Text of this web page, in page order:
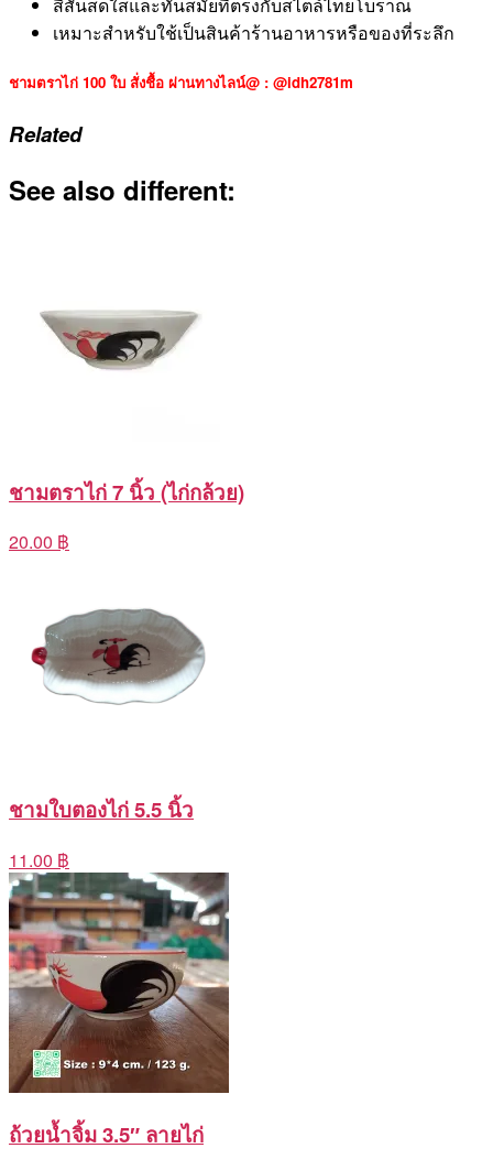
เหมาะสำหรับใช้เป็นสินค้าร้านอาหารหรือของที่ระลึก
ชามตราไก่ 100 ใบ สั่งชื้อ ผ่านทางไลน์@ : @idh2781m
Related
See also different:
ชามตราไก่ 7 นิ้ว (ไก่กล้วย)
20.00 ฿
ชามใบตองไก่ 5.5 นิ้ว
11.00 ฿
ถ้วยน้ำจิ้ม 3.5″ ลายไก่